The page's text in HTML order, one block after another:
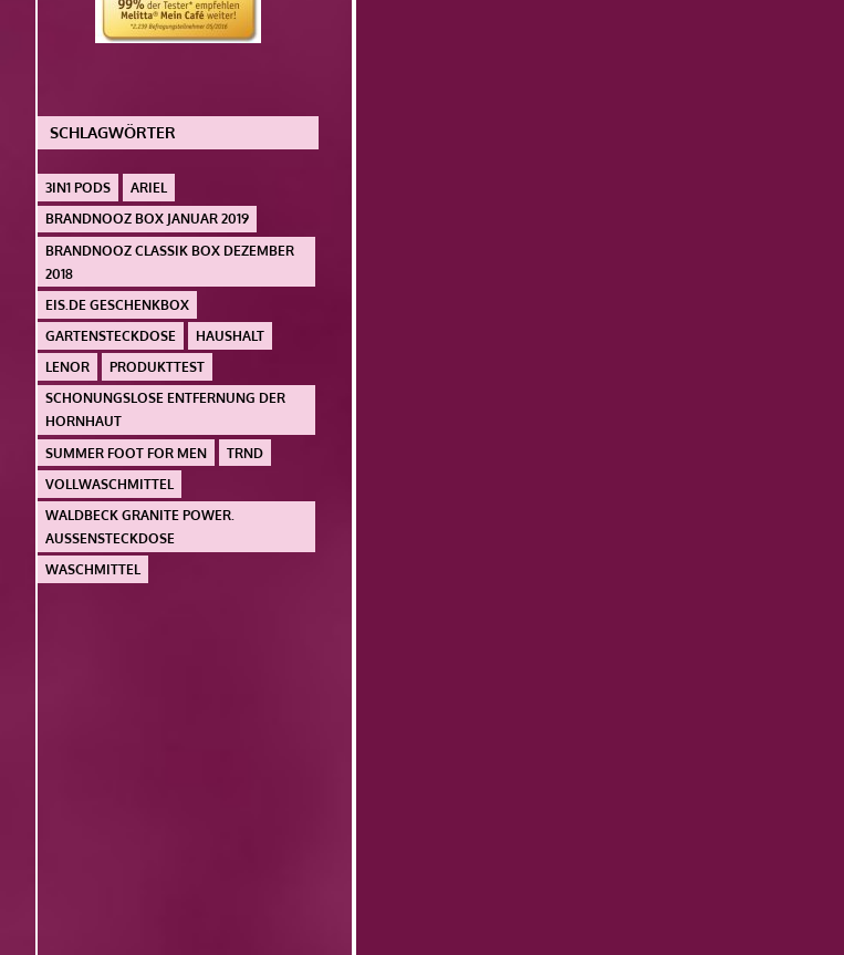
SCHLAGWÖRTER
3IN1 PODS
ARIEL
BRANDNOOZ BOX JANUAR 2019
BRANDNOOZ CLASSIK BOX DEZEMBER
2018
EIS.DE GESCHENKBOX
GARTENSTECKDOSE
HAUSHALT
LENOR
PRODUKTTEST
SCHONUNGSLOSE ENTFERNUNG DER
HORNHAUT
SUMMER FOOT FOR MEN
TRND
VOLLWASCHMITTEL
WALDBECK GRANITE POWER.
AUSSENSTECKDOSE
WASCHMITTEL